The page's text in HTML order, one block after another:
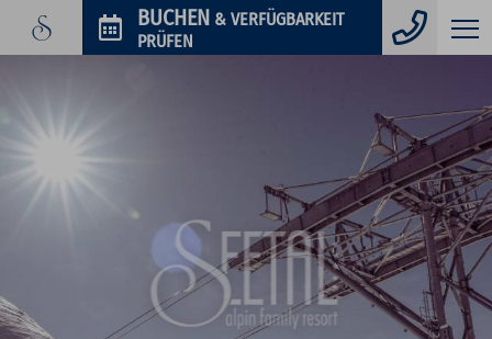
BUCHEN & VERFÜGBARKEIT
PRÜFEN